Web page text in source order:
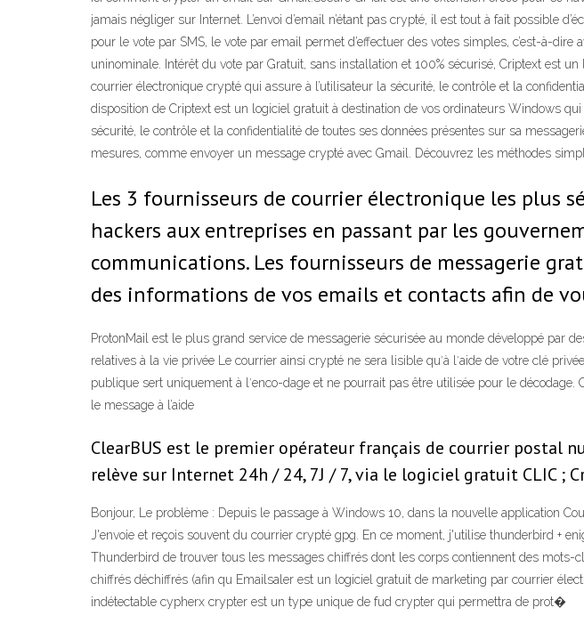
jamais négliger sur Internet. L’envoi d’email n’étant pas crypté, il est tout à fait possible
pour le vote par SMS, le vote par email permet d’effectuer des votes simples, c’est-à-
uninominale. Intérêt du vote par Gratuit, sans installation et 100% sécurisé, Criptext est
courrier électronique crypté qui assure à l’utilisateur la sécurité, le contrôle et la
disposition de Criptext est un logiciel gratuit à destination de vos ordinateurs Windows
sécurité, le contrôle et la confidentialité de toutes ses données présentes sur sa
mesures, comme envoyer un message crypté avec Gmail. Découvrez les méthodes
Les 3 fournisseurs de courrier électronique les plus
hackers aux entreprises en passant par les
communications. Les fournisseurs de messagerie
des informations de vos emails et contacts afin de
ProtonMail est le plus grand service de messagerie sécurisée au monde développé par
relatives à la vie privée Le courrier ainsi crypté ne sera lisible quʹà lʹaide de votre clé
publique sert uniquement à lʹenco-dage et ne pourrait pas être utilisée pour le
le message à l’aide
ClearBUS est le premier opérateur français de courrier postal
relève sur Internet 24h / 24, 7J / 7, via le logiciel gratuit CLIC ;
Bonjour, Le problème : Depuis le passage à Windows 10, dans la nouvelle application
J'envoie et reçois souvent du courrier crypté gpg. En ce moment, j'utilise thunderbird +
Thunderbird de trouver tous les messages chiffrés dont les corps contiennent des
chiffrés déchiffrés (afin qu Emailsaler est un logiciel gratuit de marketing par courrier
indétectable cypherx crypter est un type unique de fud crypter qui permettra de prot�